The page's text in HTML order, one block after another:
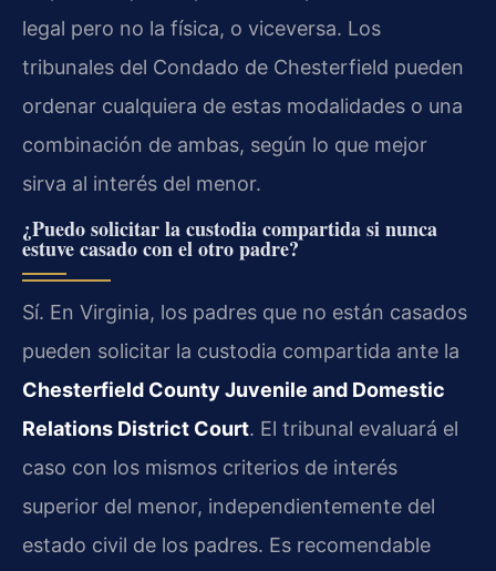
legal pero no la física, o viceversa. Los
tribunales del Condado de Chesterfield pueden
ordenar cualquiera de estas modalidades o una
combinación de ambas, según lo que mejor
sirva al interés del menor.
¿Puedo solicitar la custodia compartida si nunca
estuve casado con el otro padre?
Sí. En Virginia, los padres que no están casados
pueden solicitar la custodia compartida ante la
Chesterfield County Juvenile and Domestic
Relations District Court. El tribunal evaluará el
caso con los mismos criterios de interés
superior del menor, independientemente del
estado civil de los padres. Es recomendable